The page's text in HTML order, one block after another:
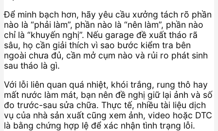
Để minh bạch hơn, hãy yêu cầu xưởng tách rõ phần
nào là “phải làm”, phần nào là “nên làm”, phần nào
chỉ là “khuyến nghị”. Nếu garage đề xuất tháo rã
sâu, họ cần giải thích vì sao bước kiểm tra bên
ngoài chưa đủ, cần mở cụm nào và rủi ro phát sinh
sau tháo là gì.
Với lỗi liên quan quá nhiệt, khói trắng, rung thô hay
mất nước làm mát, bạn nên đề nghị giữ lại ảnh và số
đo trước-sau sửa chữa. Thực tế, nhiều tài liệu dịch
vụ của nhà sản xuất cũng xem ảnh, video hoặc DTC
là bằng chứng hợp lệ để xác nhận tình trạng lỗi.